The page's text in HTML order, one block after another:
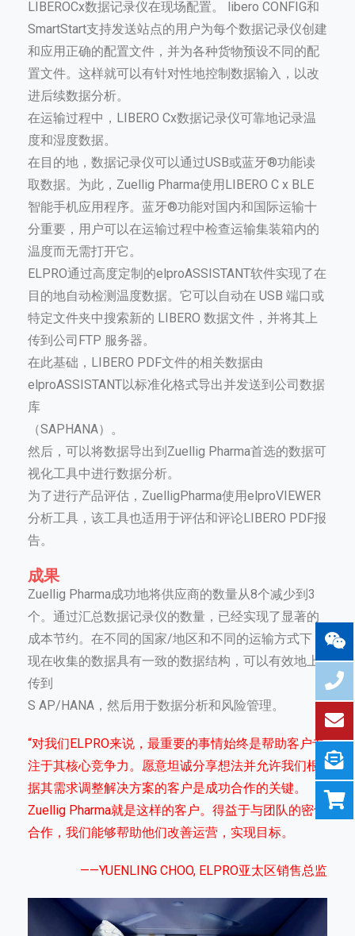
LIBEROCx数据记录仪在现场配置。 libero CONFIG和
SmartStart支持发送站点的用户为每个数据记录仪创建
和应用正确的配置文件，并为各种货物预设不同的配
置文件。这样就可以有针对性地控制数据输入，以改
进后续数据分析。
在运输过程中，LIBERO Cx数据记录仪可靠地记录温
度和湿度数据。
在目的地，数据记录仪可以通过USB或蓝牙®功能读
取数据。为此，Zuellig Pharma使用LIBERO C x BLE
智能手机应用程序。蓝牙®功能对国内和国际运输十
分重要，用户可以在运输过程中检查运输集装箱内的
温度而无需打开它。
ELPRO通过高度定制的elproASSISTANT软件实现了在
目的地自动检测温度数据。它可以自动在 USB 端口或
特定文件夹中搜索新的 LIBERO 数据文件，并将其上
传到公司FTP 服务器。
在此基础，LIBERO PDF文件的相关数据由
elproASSISTANT以标准化格式导出并发送到公司数据
库
（SAPHANA）。
然后，可以将数据导出到Zuellig Pharma首选的数据可
视化工具中进行数据分析。
为了进行产品评估，ZuelligPharma使用elproVIEWER
分析工具，该工具也适用于评估和评论LIBERO PDF报
告。
成果
Zuellig Pharma成功地将供应商的数量从8个减少到3
个。通过汇总数据记录仪的数量，已经实现了显著的
成本节约。在不同的国家/地区和不同的运输方式下，
现在收集的数据具有一致的数据结构，可以有效地上
传到
S AP/HANA，然后用于数据分析和风险管理。
“对我们ELPRO来说，最重要的事情始终是帮助客户专
注于其核心竞争力。愿意坦诚分享想法并允许我们根
据其需求调整解决方案的客户是成功合作的关键。
Zuellig Pharma就是这样的客户。得益于与团队的密切
合作，我们能够帮助他们改善运营，实现目标。
——YUENLING CHOO, ELPRO亚太区销售总监